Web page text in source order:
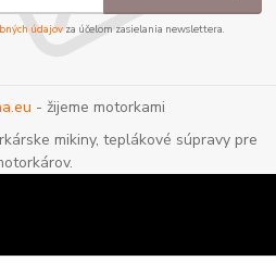
údajov za účelom zasielania newslettera.
- žijeme motorkami
mikiny, teplákové súpravy pre